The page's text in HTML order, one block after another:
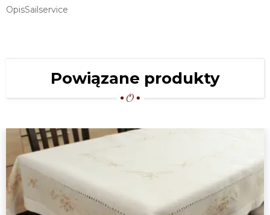
OpisSailservice
Powiązane produkty